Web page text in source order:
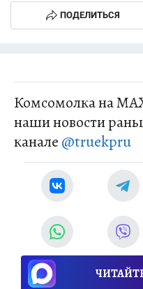
ПОДЕЛИТЬСЯ
Комсомолка на
наши новости
канале @truekpru